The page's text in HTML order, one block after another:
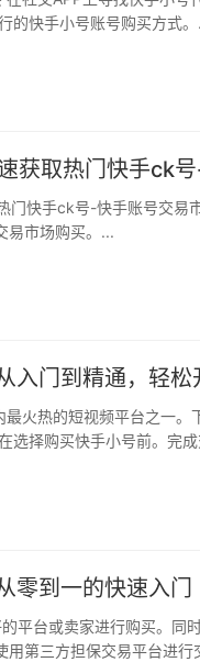
的快手小号账号购买方式
获取热门快手ck
易市场购买。...
入门到精通，轻松
选择购买快手小号前。完
零到一的快速入门
用第三方担保交易平台进行